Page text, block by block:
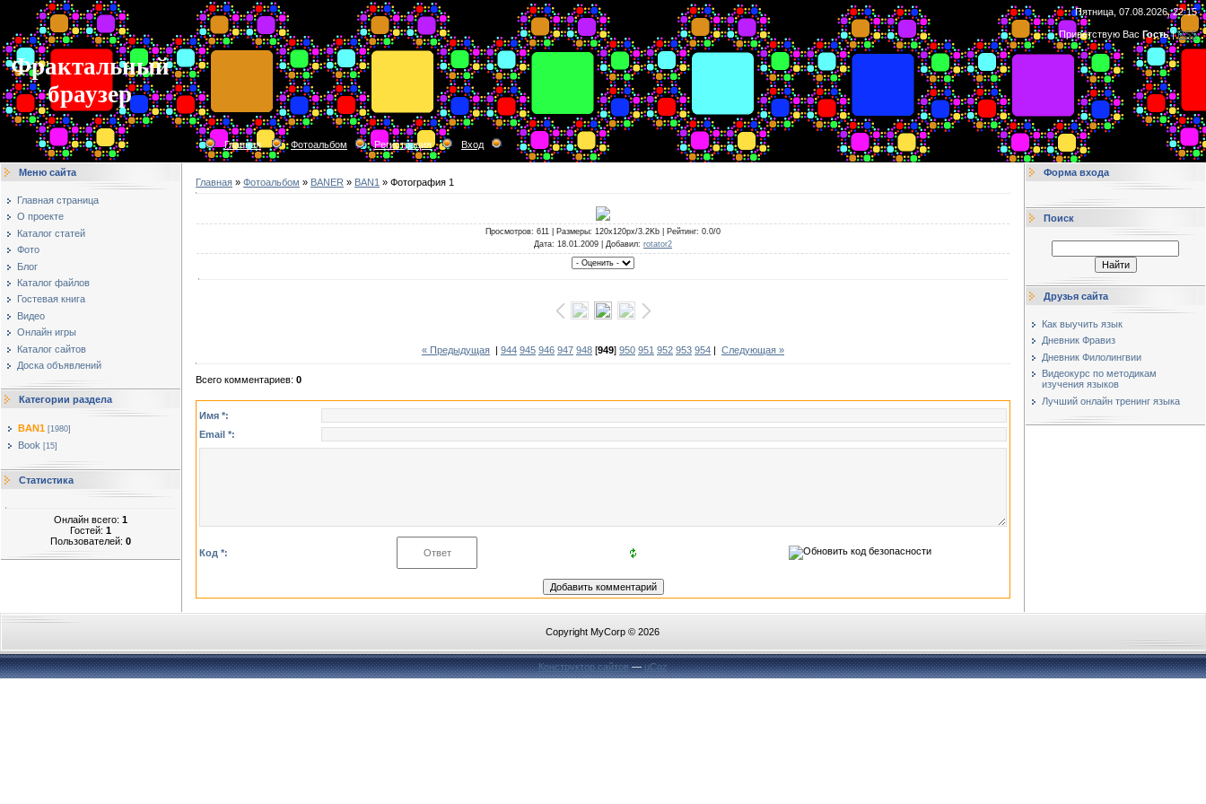
Фрактальный
браузер
Пятница, 07.08.2026, 22:15
Приветствую Вас Гость|RSS
Главная Фотоальбом Регистрация Вход
Меню сайта
Главная страница
О проекте
Каталог статей
Фото
Блог
Каталог файлов
Гостевая книга
Видео
Онлайн игры
Каталог сайтов
Доска объявлений
Категории раздела
BAN1 [1980]
Book [15]
Статистика
Онлайн всего: 1
Гостей: 1
Пользователей: 0
Главная » Фотоальбом » BANER » BAN1 » Фотография 1
Просмотров: 611 | Размеры: 120x120px/3.2Kb | Рейтинг: 0.0/0
Дата: 18.01.2009 | Добавил: rotator2
« Предыдущая | 944 945 946 947 948 [949] 950 951 952 953 954 | Следующая »
Всего комментариев: 0
Имя *:
Email *:
Код *:
Форма входа
Поиск
Друзья сайта
Как выучить язык
Дневник Фравиз
Дневник Филолингвии
Видеокурс по методикам
изучения языков
Лучший онлайн тренинг языка
Copyright MyCorp © 2026
Конструктор сайтов—uCoz